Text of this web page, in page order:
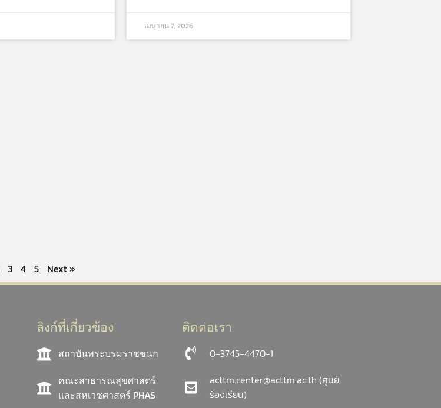
เมษายน 7, 2026
3 4 5 Next »
ลิงก์ที่เกี่ยวข้อง
สถาบันพระบรมราชชนก
คณะสาธารณสุขศาสตร์
และสหเวชศาสตร์ PHAS
ติดต่อเรา
0-3745-4470-1
acttm.center@acttm.ac.th (ศูนย์
ร้องเรียน)